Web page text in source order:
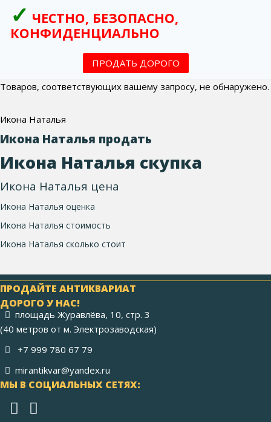
ЧЕСТНО, БЕЗОПАСНО,
КОНФИДЕНЦИАЛЬНО
ПРОДАТЬ ДОРОГО
Товаров, соответствующих вашему запросу, не обнаружено.
Икона Наталья
Икона Наталья продать
Икона Наталья скупка
Икона Наталья цена
Икона Наталья оценка
Икона Наталья стоимость
Икона Наталья сколько стоит
ПРОДАЙТЕ АНТИКВАРИАТ
ДОРОГО У НАС!
площадь Журавлёва, 10, стр. 3
(40 метров от м. Электрозаводская)
+7 999 780 67 79
mirantikvar@yandex.ru
МЫ В СОЦИАЛЬНЫХ СЕТЯХ: